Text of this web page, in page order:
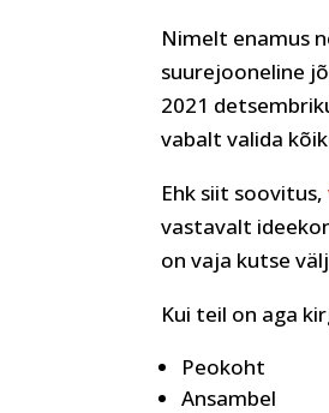
Nimelt enamus
suurejooneline
2021
vabalt valida
Ehk siit soovitus,
vastavalt
on vaja kutse
Kui teil on aga
Peokoht
Ansambel